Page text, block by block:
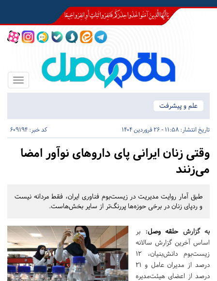
Toggle
علم و پیشرفت
تاریخ انتشار: 11:58 - 26 فروردین 1404 کد خبر: 609194
وقتی زنان ایرانی پای داروهای نوآور امضا
می‌زنند
طبق آمار روایت مدیریت در زیست‌بوم فناوری ایران، فقط مردانه نیست
و ردپای زنان در برخی حوزه‌ها پررنگ‌تر از سایر بخش‌هاست.
به گزارش حلقه وصل: بر
اساس آخرین گزارش سالانه
زیست‌بوم دانش‌بنیان، ۱۲
درصد از مدیران عامل و ۲۱
درصد از اعضای هیئت‌مدیره